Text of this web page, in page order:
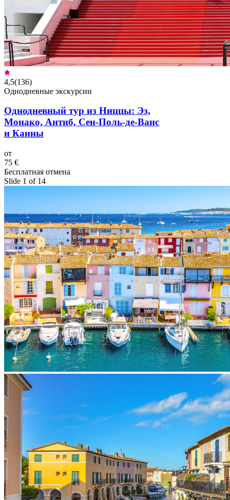
4,5(136)
Однодневные экскурсии
Однодневный тур из Ниццы: Эз,
Монако, Антиб, Сен-Поль-де-Ванс
и Канны
от
75 €
Бесплатная отмена
Slide 1 of 14